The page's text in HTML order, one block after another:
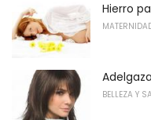
Hierro
BELLEZA Y